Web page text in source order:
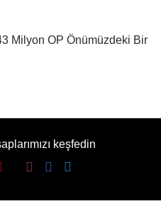
Milyon OP Önümüzdeki Bir
keşfedin